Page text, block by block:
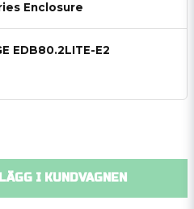
Enclosure
EDB80.2LITE-E2
LÄGG I KUNDVAGNEN